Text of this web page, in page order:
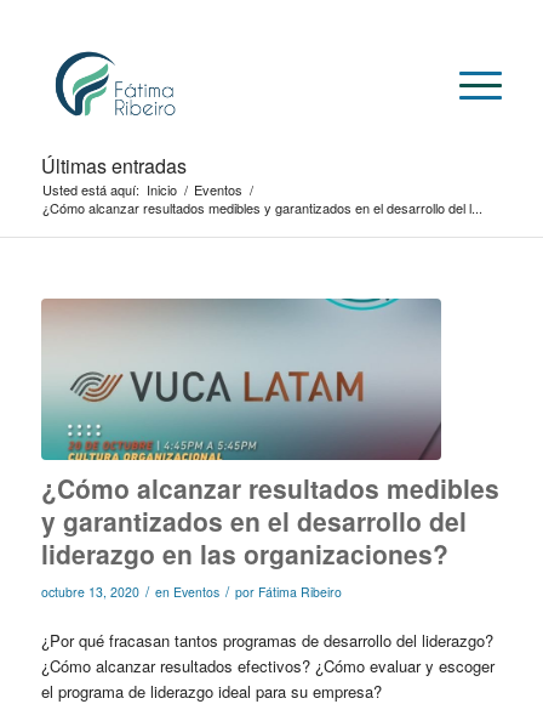
Últimas entradas
Usted está aquí: Inicio / Eventos /
¿Cómo alcanzar resultados medibles y garantizados en el desarrollo del l...
¿Cómo alcanzar resultados medibles
y garantizados en el desarrollo del
liderazgo en las organizaciones?
octubre 13, 2020 / en Eventos / por Fátima Ribeiro
¿Por qué fracasan tantos programas de desarrollo del liderazgo?
¿Cómo alcanzar resultados efectivos? ¿Cómo evaluar y escoger
el programa de liderazgo ideal para su empresa?